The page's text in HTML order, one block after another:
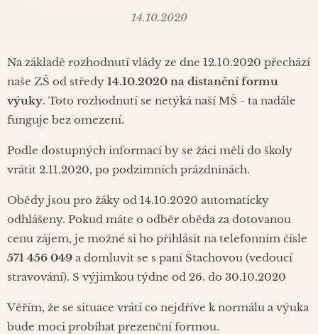
14.10.2020
Na základě rozhodnutí vlády ze dne 12.10.2020 přechází
naše ZŠ od středy 14.10.2020 na distanční formu
výuky. Toto rozhodnutí se netýká naší MŠ - ta nadále
funguje bez omezení.
Podle dostupných informací by se žáci měli do školy
vrátit 2.11.2020, po podzimních prázdninách.
Obědy jsou pro žáky od 14.10.2020 automaticky
odhlášeny. Pokud máte o odběr oběda za dotovanou
cenu zájem, je možné si ho přihlásit na telefonním čísle
571 456 049 a domluvit se s paní Štachovou (vedoucí
stravování). S výjimkou týdne od 26. do 30.10.2020
Věřím, že se situace vrátí co nejdříve k normálu a výuka
bude moci probíhat prezenční formou.